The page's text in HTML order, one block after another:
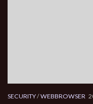
SECURITY/WEBBROWSER